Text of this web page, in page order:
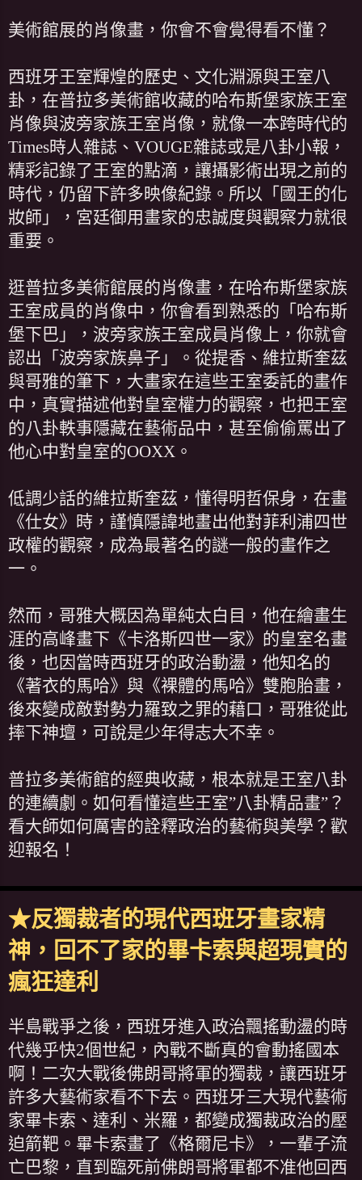
美術館展的肖像畫，你會不會覺得看不懂？
西班牙王室輝煌的歷史、文化淵源與王室八
卦，在普拉多美術館收藏的哈布斯堡家族王室
肖像與波旁家族王室肖像，就像一本跨時代的
Times時人雜誌、VOUGE雜誌或是八卦小報，
精彩記錄了王室的點滴，讓攝影術出現之前的
時代，仍留下許多映像紀錄。所以「國王的化
妝師」，宮廷御用畫家的忠誠度與觀察力就很
重要。
逛普拉多美術館展的肖像畫，在哈布斯堡家族
王室成員的肖像中，你會看到熟悉的「哈布斯
堡下巴」，波旁家族王室成員肖像上，你就會
認出「波旁家族鼻子」。從提香、維拉斯奎茲
與哥雅的筆下，大畫家在這些王室委託的畫作
中，真實描述他對皇室權力的觀察，也把王室
的八卦軼事隱藏在藝術品中，甚至偷偷罵出了
他心中對皇室的OOXX。
低調少話的維拉斯奎茲，懂得明哲保身，在畫
《仕女》時，謹慎隱諱地畫出他對菲利浦四世
政權的觀察，成為最著名的謎一般的畫作之
一。
然而，哥雅大概因為單純太白目，他在繪畫生
涯的高峰畫下《卡洛斯四世一家》的皇室名畫
後，也因當時西班牙的政治動盪，他知名的
《著衣的馬哈》與《裸體的馬哈》雙胞胎畫，
後來變成敵對勢力羅致之罪的藉口，哥雅從此
摔下神壇，可說是少年得志大不幸。
普拉多美術館的經典收藏，根本就是王室八卦
的連續劇。如何看懂這些王室”八卦精品畫”？
看大師如何厲害的詮釋政治的藝術與美學？歡
迎報名！
★反獨裁者的現代西班牙畫家精
神，回不了家的畢卡索與超現實的
瘋狂達利
半島戰爭之後，西班牙進入政治飄搖動盪的時
代幾乎快2個世紀，內戰不斷真的會動搖國本
啊！二次大戰後佛朗哥將軍的獨裁，讓西班牙
許多大藝術家看不下去。西班牙三大現代藝術
家畢卡索、達利、米羅，都變成獨裁政治的壓
迫箭靶。畢卡索畫了《格爾尼卡》，一輩子流
亡巴黎，直到臨死前佛朗哥將軍都不准他回西